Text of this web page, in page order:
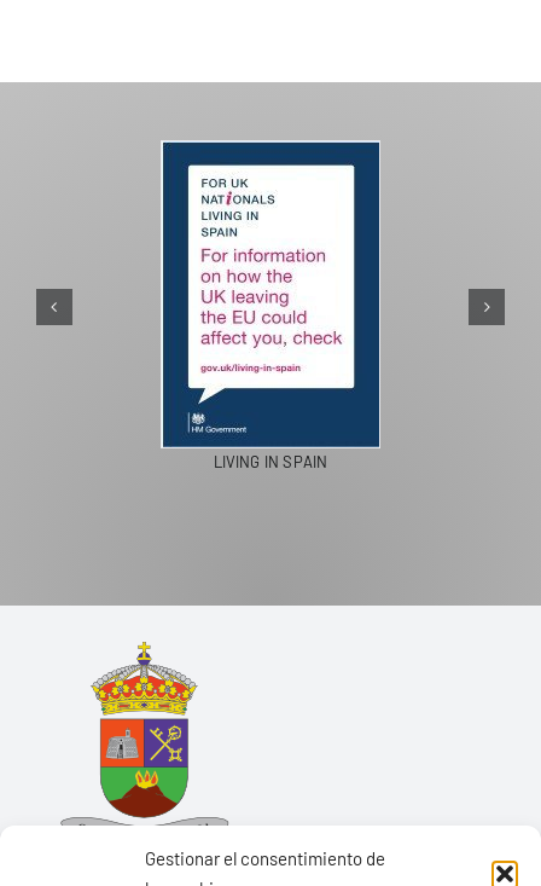
Gestionar el consentimiento de
LIVING IN SPAIN